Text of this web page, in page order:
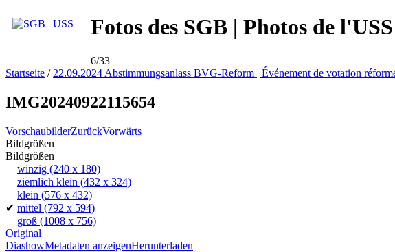
Fotos des SGB | Photos de l'USS
6/33
Startseite / 22.09.2024 Abstimmungsanlass BVG-Reform | Événement de votation
IMG20240922115654
VorschaubilderZurückVorwärts
Bildgrößen
Bildgrößen
winzig (240 x 180)
ziemlich klein (432 x 324)
klein (576 x 432)
✔ mittel (792 x 594)
groß (1008 x 756)
Original
DiashowMetadaten anzeigenHerunterladen